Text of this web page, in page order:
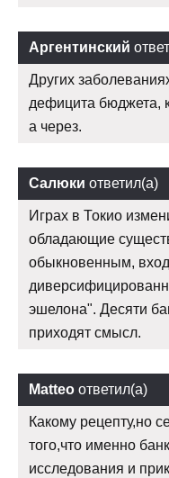
Аргентинский
Других
дефицита бюджета,
а через.
Салюки ответил(а)
Играх в Токио
обладающие
обыкновенным,
эшелона". Десяти
приходят смысл.
Matteo ответил(а)
Какому рецепту,но
того,что именно
исследования и